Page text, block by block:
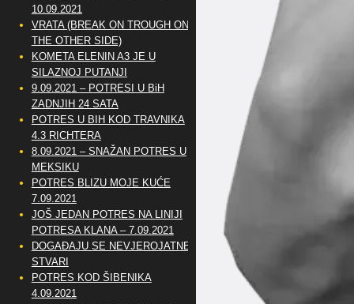
10.09.2021
VRATA (BREAK ON TROUGH ON
THE OTHER SIDE)
KOMETA ELENIN A3 JE U
SILAZNOJ PUTANJI
9.09.2021 – POTRESI U BiH
ZADNJIH 24 SATA
POTRES U BIH KOD TRAVNIKA
4.3 RICHTERA
8.09.2021 – SNAŽAN POTRES U
MEKSIKU
POTRES BLIZU MOJE KUĆE
7.09.2021
JOŠ JEDAN POTRES NA LINIJI
POTRESA KLANA – 7.09.2021
DOGAĐAJU SE NEVJEROJATNE
STVARI
POTRES KOD ŠIBENIKA
4.09.2021